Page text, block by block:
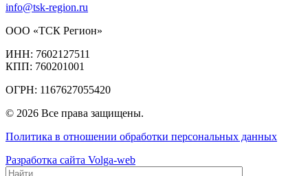
info@tsk-region.ru
ООО «ТСК Регион»
ИНН: 7602127511
КПП: 760201001
ОГРН: 1167627055420
© 2026 Все права защищены.
Политика в отношении обработки персональных данных
Разработка сайта Volga-web